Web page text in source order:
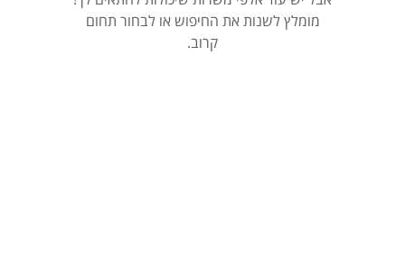
מומלץ לשנות את החיפוש או לבחור תחום
קרוב.